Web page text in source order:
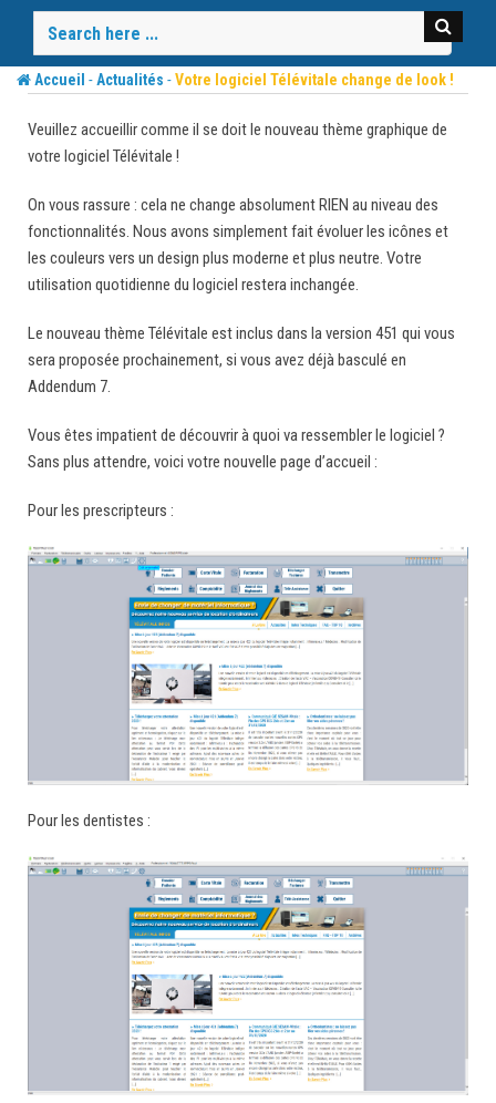
content
Accueil -Actualités -Votre logiciel Télévitale change de look !
Veuillez accueillir comme il se doit le nouveau thème graphique de
votre logiciel Télévitale !
On vous rassure : cela ne change absolument RIEN au niveau des
fonctionnalités. Nous avons simplement fait évoluer les icônes et
les couleurs vers un design plus moderne et plus neutre. Votre
utilisation quotidienne du logiciel restera inchangée.
Le nouveau thème Télévitale est inclus dans la version 451 qui vous
sera proposée prochainement, si vous avez déjà basculé en
Addendum 7.
Vous êtes impatient de découvrir à quoi va ressembler le logiciel ?
Sans plus attendre, voici votre nouvelle page d’accueil :
Pour les prescripteurs :
Pour les dentistes :